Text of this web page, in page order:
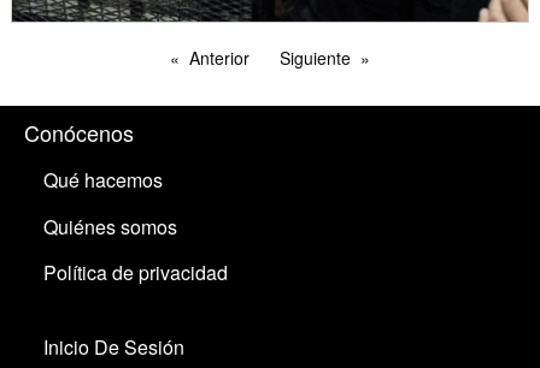
Anterior Siguiente
Conócenos
Qué hacemos
Quiénes somos
Política de privacidad
Inicio De Sesión